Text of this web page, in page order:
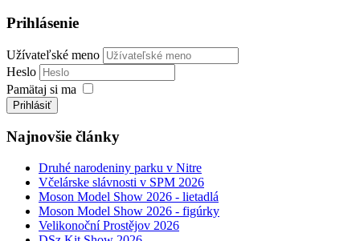
Prihlásenie
Užívateľské meno
Heslo
Pamätaj si ma
Prihlásiť
Najnovšie články
Druhé narodeniny parku v Nitre
Včelárske slávnosti v SPM 2026
Moson Model Show 2026 - lietadlá
Moson Model Show 2026 - figúrky
Velikonoční Prostějov 2026